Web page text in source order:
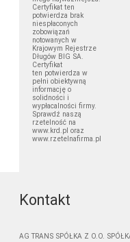
Certyfikat ten
potwierdza brak
niespłaconych
zobowiązań
notowanych w
Krajowym Rejestrze
Długów BIG SA.
Certyfikat
ten potwierdza w
pełni obiektywną
informację o
solidności i
wypłacalności firmy.
Sprawdź naszą
rzetelność na
www.krd.pl oraz
www.rzetelnafirma.pl
Kontakt
AG TRANS SPÓŁKA Z O.O.